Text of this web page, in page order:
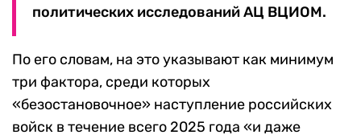
политических исследований АЦ ВЦИОМ.
По его словам, на это указывают как минимум
три фактора, среди которых
«безостановочное» наступление российских
войск в течение всего 2025 года «и даже